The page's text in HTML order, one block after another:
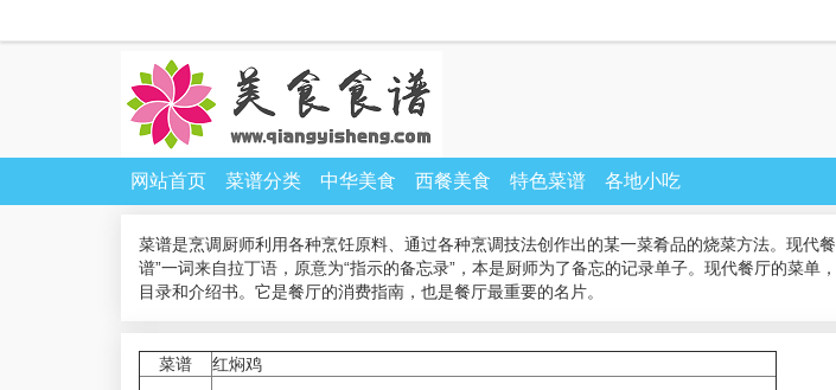
网站首页 菜谱分类 中华美食 西餐美食 特色菜谱 各地小吃
菜谱是烹调厨师利用各种烹饪原料、通过各种烹调技法创作出的某一菜肴品的烧菜方法。现代
谱”一词来自拉丁语，原意为“指示的备忘录”，本是厨师为了备忘的记录单子。现代餐厅的菜
目录和介绍书。它是餐厅的消费指南，也是餐厅最重要的名片。
菜谱 红焖鸡